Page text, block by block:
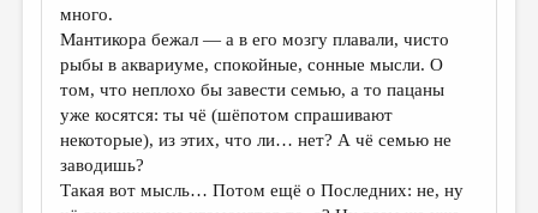
много.
Мантикора бежал — а в его мозгу плавали, чисто
рыбы в аквариуме, спокойные, сонные мысли. О
том, что неплохо бы завести семью, а то пацаны
уже косятся: ты чё (шёпотом спрашивают
некоторые), из этих, что ли… нет? А чё семью не
заводишь?
Такая вот мысль… Потом ещё о Последних: не, ну